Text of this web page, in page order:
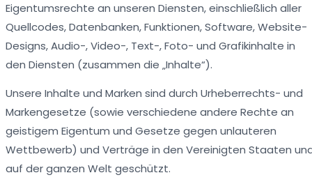
Eigentumsrechte an unseren Diensten, einschließlich aller
Quellcodes, Datenbanken, Funktionen, Software, Website-
Designs, Audio-, Video-, Text-, Foto- und Grafikinhalte in
den Diensten (zusammen die „Inhalte“).
Unsere Inhalte und Marken sind durch Urheberrechts- und
Markengesetze (sowie verschiedene andere Rechte an
geistigem Eigentum und Gesetze gegen unlauteren
Wettbewerb) und Verträge in den Vereinigten Staaten
auf der ganzen Welt geschützt.